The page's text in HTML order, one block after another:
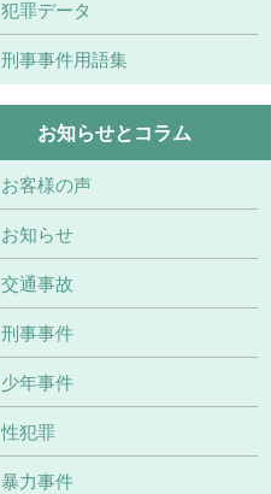
犯罪データ
刑事事件用語集
お知らせとコラム
お客様の声
お知らせ
交通事故
刑事事件
少年事件
性犯罪
暴力事件